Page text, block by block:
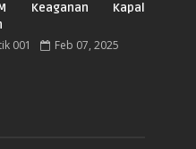
Keaganan Kapal
001 Feb 07, 2025